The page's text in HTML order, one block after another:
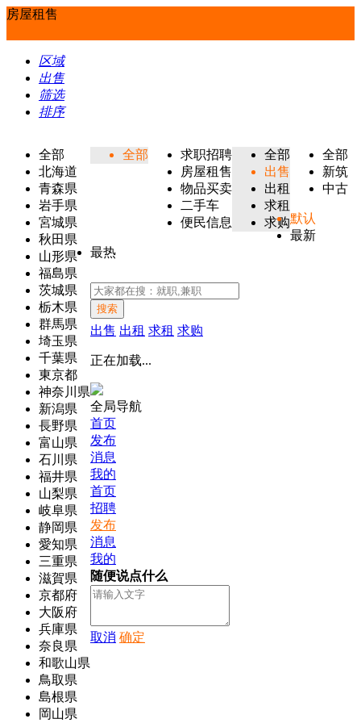
房屋租售
区域
出售
筛选
排序
全部
北海道
青森県
岩手県
宮城県
秋田県
山形県
福島県
茨城県
栃木県
群馬県
埼玉県
千葉県
東京都
神奈川県
新潟県
長野県
富山県
石川県
福井県
山梨県
岐阜県
静岡県
愛知県
三重県
滋賀県
京都府
大阪府
兵庫県
奈良県
和歌山県
鳥取県
島根県
岡山県
全部
求职招聘
房屋租售
物品买卖
二手车
便民信息
全部
出售
出租
求租
求购
全部
新筑
中古
默认
最新
最热
搜索
出售 出租 求租 求购
正在加载...
全局导航
首页
发布
消息
我的
首页
招聘
发布
消息
我的
随便说点什么
取消 确定